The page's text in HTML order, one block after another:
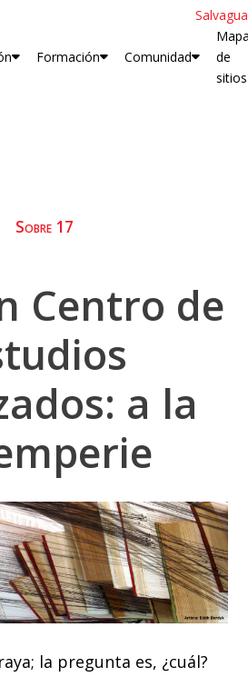
Formación Comunidad
de
sitios
Sobre 17
Centro de
a la
la pregunta es, ¿cuál?